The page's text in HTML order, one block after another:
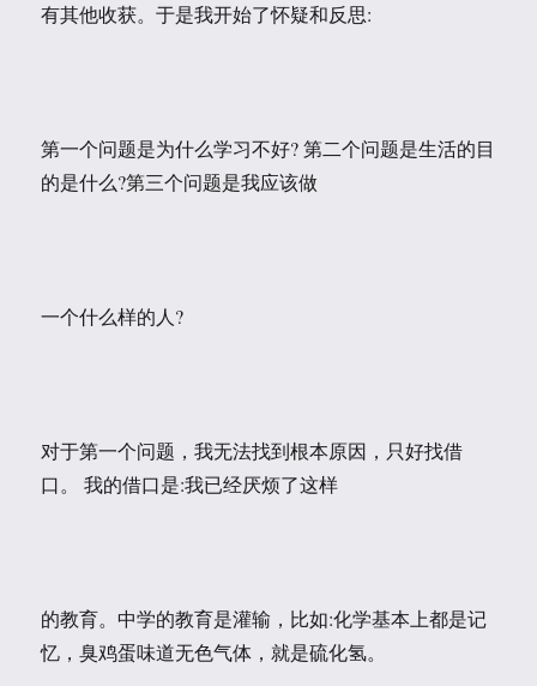
有其他收获。于是我开始了怀疑和反思:
第一个问题是为什么学习不好? 第二个问题是生活的目
的是什么?第三个问题是我应该做
一个什么样的人?
对于第一个问题，我无法找到根本原因，只好找借
口。 我的借口是:我已经厌烦了这样
的教育。中学的教育是灌输，比如:化学基本上都是记
忆，臭鸡蛋味道无色气体，就是硫化氢。